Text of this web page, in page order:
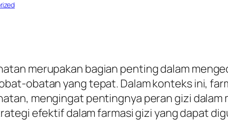
merupakan bagian penting dalam
obatan yang tepat. Dalam konteks ini,
mengingat pentingnya peran gizi
efektif dalam farmasi gizi yang dapat